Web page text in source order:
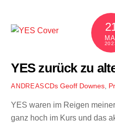
YES zurück zu
ANDREASCDs Geoff Downes,
YES waren im Reigen
ganz hoch im Kurs und das